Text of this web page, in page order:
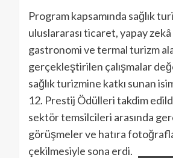
Program kapsamında sağlık
uluslararası ticaret, yapay
gastronomi ve termal turizm
gerçekleştirilen çalışmalar
sağlık turizmine katkı sunan
12. Prestij Ödülleri takdim
sektör temsilcileri arasında
görüşmeler ve hatıra
çekilmesiyle sona erdi.